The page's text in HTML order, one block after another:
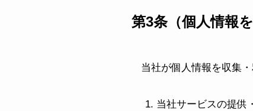
第3条（個人情報
当社が個人情報を収集
当社サービスの提供